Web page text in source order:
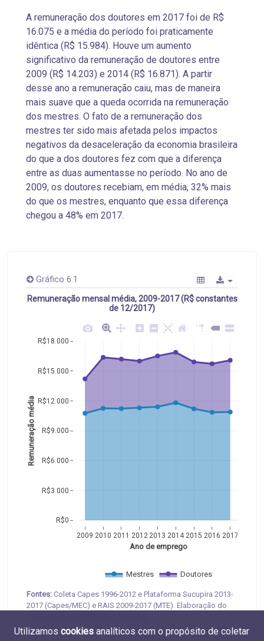
A remuneração dos doutores em 2017 foi de R$
16.075 e a média do período foi praticamente
idêntica (R$ 15.984). Houve um aumento
significativo da remuneração de doutores entre
2009 (R$ 14.203) e 2014 (R$ 16.871). A partir
desse ano a remuneração caiu, mas de maneira
mais suave que a queda ocorrida na remuneração
dos mestres. O fato de a remuneração dos
mestres ter sido mais afetada pelos impactos
negativos da desaceleração da economia brasileira
do que a dos doutores fez com que a diferença
entre as duas aumentasse no período. No ano de
2009, os doutores recebiam, em média, 32% mais
do que os mestres, enquanto que essa diferença
chegou a 48% em 2017.
Gráfico 6.1
Remuneração mensal média, 2009-2017 (R$ constantes
de 12/2017)
2009 2010 2011 2012 2013 2014 2015 2016 2017
R$0
R$3.000
R$6.000
R$9.000
R$12.000
R$15.000
R$18.000
Mestres Doutores
Ano de emprego
Remuneração média
Fontes: Coleta Capes 1996-2012 e Plataforma Sucupira 2013-
2017 (Capes/MEC) e RAIS 2009-2017 (MTE). Elaboração do
Utilizamos cookies analíticos com o propósito de coletar